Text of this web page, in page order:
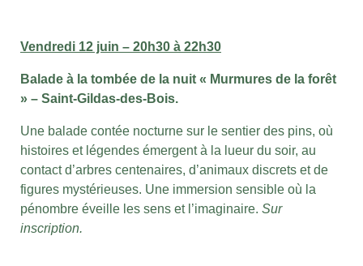
Vendredi 12 juin – 20h30 à 22h30
Balade à la tombée de la nuit « Murmures de la forêt
» – Saint-Gildas-des-Bois.
Une balade contée nocturne sur le sentier des pins, où
histoires et légendes émergent à la lueur du soir, au
contact d’arbres centenaires, d’animaux discrets et de
figures mystérieuses. Une immersion sensible où la
pénombre éveille les sens et l’imaginaire. Sur
inscription.